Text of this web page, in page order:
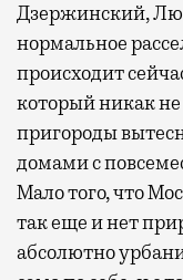
Дзержинский,
нормальное
происходит
который никак
пригороды
домами с
Мало того, что
так еще и нет
абсолютно